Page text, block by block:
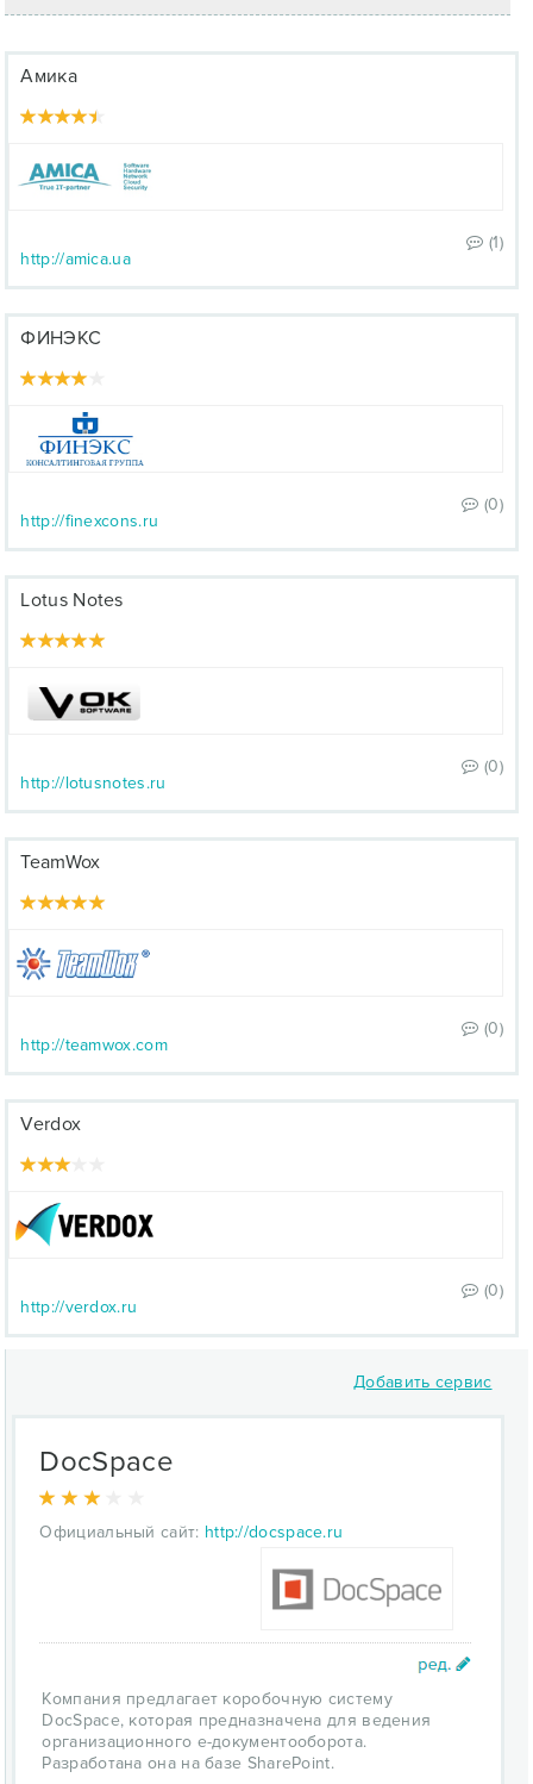
Амика
(1)
http://amica.ua
ФИНЭКС
(0)
http://finexcons.ru
Lotus Notes
(0)
http://lotusnotes.ru
TeamWox
(0)
http://teamwox.com
Verdox
(0)
http://verdox.ru
Добавить сервис
DocSpace
Официальный сайт: http://docspace.ru
Компания предлагает коробочную систему
DocSpace, которая предназначена для ведения
организационного е-документооборота.
Разработана она на базе SharePoint.